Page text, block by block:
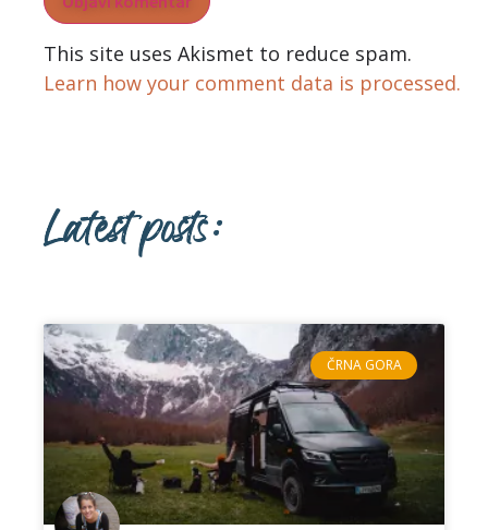
This site uses Akismet to reduce spam.
Learn how your comment data is processed.
Latest posts:
ČRNA GORA